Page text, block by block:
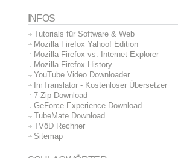
INFOS
Tutorials für Software & Web
Mozilla Firefox Yahoo! Edition
Mozilla Firefox vs. Internet Explorer
Mozilla Firefox History
YouTube Video Downloader
ImTranslator - Kostenloser Übersetzer
7-Zip Download
GeForce Experience Download
TubeMate Download
TVöD Rechner
Sitemap